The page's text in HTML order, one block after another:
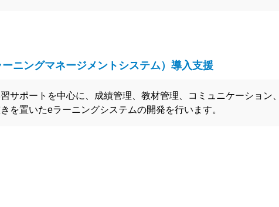
ニングマネージメントシステム）導入支援
サポートを中心に、成績管理、教材管理、コミュニケーショ
を置いたeラーニングシステムの開発を行います。